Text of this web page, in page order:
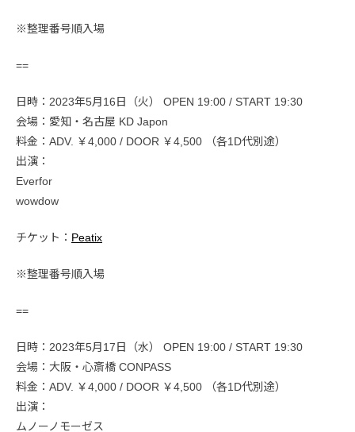
※整理番号順入場
==
日時：2023年5月16日（火） OPEN 19:00 / START 19:30
会場：愛知・名古屋 KD Japon
料金：ADV. ￥4,000 / DOOR ￥4,500 （各1D代別途）
出演：
Everfor
wowdow
チケット： Peatix
※整理番号順入場
==
日時：2023年5月17日（水） OPEN 19:00 / START 19:30
会場：大阪・心斎橋 CONPASS
料金：ADV. ￥4,000 / DOOR ￥4,500 （各1D代別途）
出演：
ムノーノモーゼス